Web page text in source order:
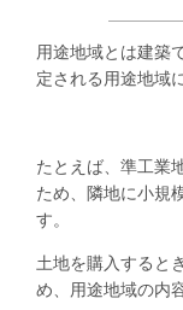
用途地域とは建築
定される用途地域
たとえば、準工業
ため、隣地に小規
す。
土地を購入すると
め、用途地域の内